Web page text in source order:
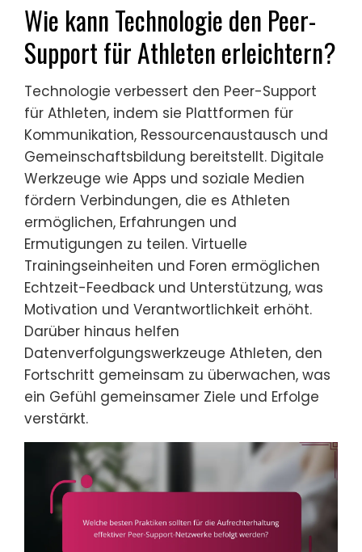
Wie kann Technologie den Peer-
Support für Athleten erleichtern?
Technologie verbessert den Peer-Support
für Athleten, indem sie Plattformen für
Kommunikation, Ressourcenaustausch und
Gemeinschaftsbildung bereitstellt. Digitale
Werkzeuge wie Apps und soziale Medien
fördern Verbindungen, die es Athleten
ermöglichen, Erfahrungen und
Ermutigungen zu teilen. Virtuelle
Trainingseinheiten und Foren ermöglichen
Echtzeit-Feedback und Unterstützung, was
Motivation und Verantwortlichkeit erhöht.
Darüber hinaus helfen
Datenverfolgungswerkzeuge Athleten, den
Fortschritt gemeinsam zu überwachen, was
ein Gefühl gemeinsamer Ziele und Erfolge
verstärkt.